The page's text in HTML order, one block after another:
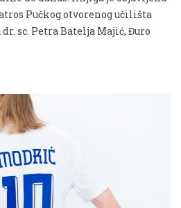
Pučkog otvorenog učilišta
sc. Petra Batelja Majić, Đuro